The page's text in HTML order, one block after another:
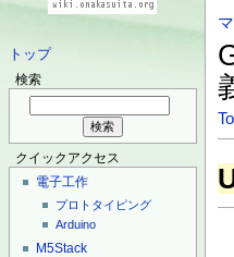
トップ
検索
クイックアクセス
電子工作
プロトタイピング
Arduino
M5Stack